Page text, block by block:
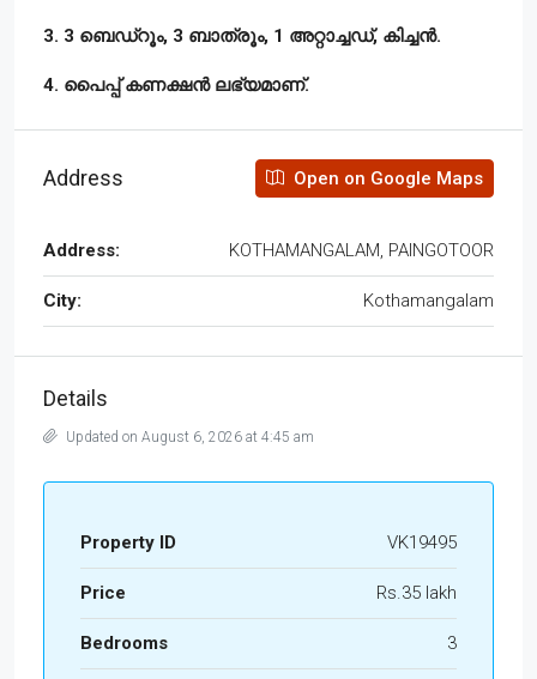
3. 3 ബെഡ്‌റൂം, 3 ബാത്രൂം, 1 അറ്റാച്ചഡ്, കിച്ചൻ.
4. പൈപ്പ് കണക്ഷൻ ലഭ്യമാണ്.
Address Open on Google Maps
Address: KOTHAMANGALAM, PAINGOTOOR
City: Kothamangalam
Details
Updated on August 6, 2026 at 4:45 am
Property ID VK19495
Price Rs.35 lakh
Bedrooms 3